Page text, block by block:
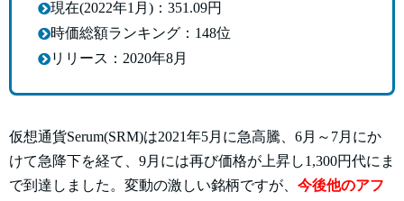
現在(2022年1月)：351.09円
時価総額ランキング：148位
リリース：2020年8月
仮想通貨Serum(SRM)は2021年5月に急高騰、6月～7月にか
けて急降下を経て、9月には再び価格が上昇し1,300円代にま
で到達しました。変動の激しい銘柄ですが、 今後他のアフ